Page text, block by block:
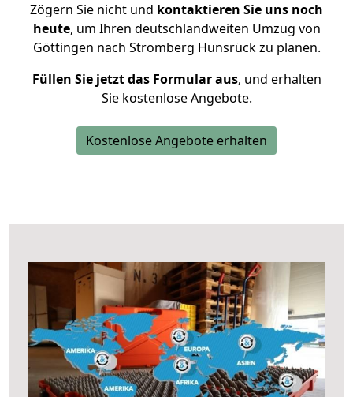
Zögern Sie nicht und kontaktieren Sie uns noch
heute, um Ihren deutschlandweiten Umzug von
Göttingen nach Stromberg Hunsrück zu planen.
Füllen Sie jetzt das Formular aus, und erhalten
Sie kostenlose Angebote.
Kostenlose Angebote erhalten